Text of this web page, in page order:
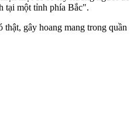
tại một tỉnh phía Bắc".
gây hoang mang trong quần